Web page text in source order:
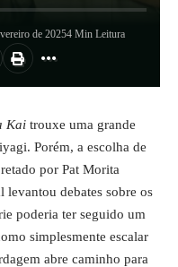
de 20254 Min Leitura
Kai trouxe uma grande
Porém, a escolha de
por Pat Morita
debates sobre os
poderia ter seguido um
simplesmente escalar
abre caminho para